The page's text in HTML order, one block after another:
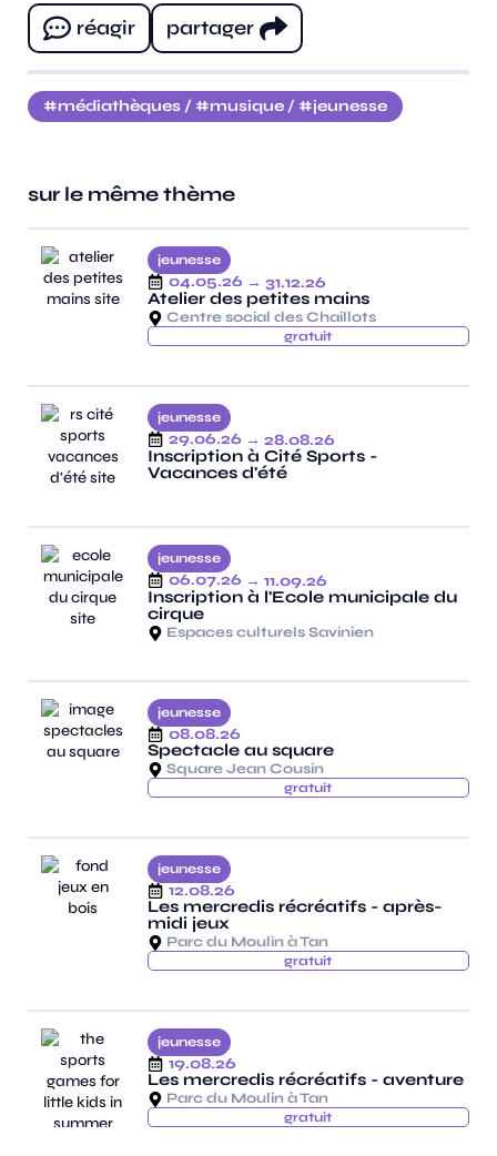
réagir
partager
médiathèques / musique / jeunesse
sur le même thème
jeunesse
04.05.26 → 31.12.26
Atelier des petites mains
Centre social des Chaillots
gratuit
jeunesse
29.06.26 → 28.08.26
Inscription à Cité Sports -
Vacances d'été
jeunesse
06.07.26 → 11.09.26
Inscription à l'Ecole municipale du
cirque
Espaces culturels Savinien
jeunesse
08.08.26
Spectacle au square
Square Jean Cousin
gratuit
jeunesse
12.08.26
Les mercredis récréatifs - après-
midi jeux
Parc du Moulin à Tan
gratuit
jeunesse
19.08.26
Les mercredis récréatifs - aventure
Parc du Moulin à Tan
gratuit